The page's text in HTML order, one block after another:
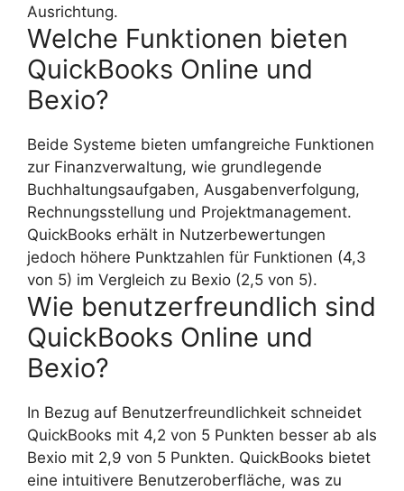
Ausrichtung.
Welche Funktionen bieten
QuickBooks Online und
Bexio?
Beide Systeme bieten umfangreiche Funktionen
zur Finanzverwaltung, wie grundlegende
Buchhaltungsaufgaben, Ausgabenverfolgung,
Rechnungsstellung und Projektmanagement.
QuickBooks erhält in Nutzerbewertungen
jedoch höhere Punktzahlen für Funktionen (4,3
von 5) im Vergleich zu Bexio (2,5 von 5).
Wie benutzerfreundlich sind
QuickBooks Online und
Bexio?
In Bezug auf Benutzerfreundlichkeit schneidet
QuickBooks mit 4,2 von 5 Punkten besser ab als
Bexio mit 2,9 von 5 Punkten. QuickBooks bietet
eine intuitivere Benutzeroberfläche, was zu